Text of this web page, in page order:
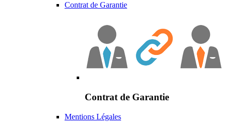
Contrat de Garantie
Contrat de Garantie
Mentions Légales